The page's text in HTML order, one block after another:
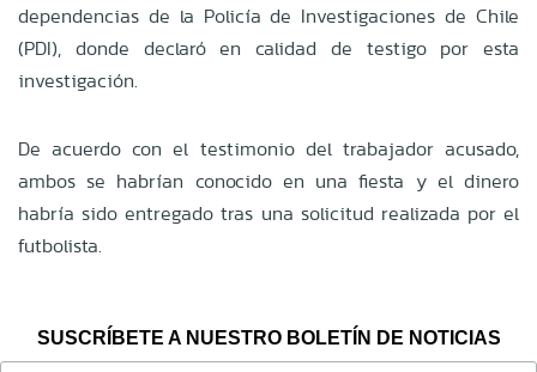
dependencias de la Policía de Investigaciones de Chile
(PDI), donde declaró en calidad de testigo por esta
investigación.
De acuerdo con el testimonio del trabajador acusado,
ambos se habrían conocido en una fiesta y el dinero
habría sido entregado tras una solicitud realizada por el
futbolista.
SUSCRÍBETE A NUESTRO BOLETÍN DE NOTICIAS